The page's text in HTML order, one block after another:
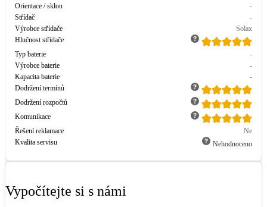
Orientace / sklon
-
Střídač
-
Výrobce střídače
Solax
Hlučnost střídače
Typ baterie
-
Výrobce baterie
-
Kapacita baterie
-
Dodržení termínů
Dodržení rozpočtů
Komunikace
Řešení reklamace
Ne
Kvalita servisu
Nehodnoceno
Vypočítejte si s námi